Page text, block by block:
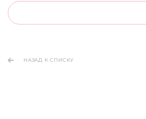
НАЗАД К СПИСКУ